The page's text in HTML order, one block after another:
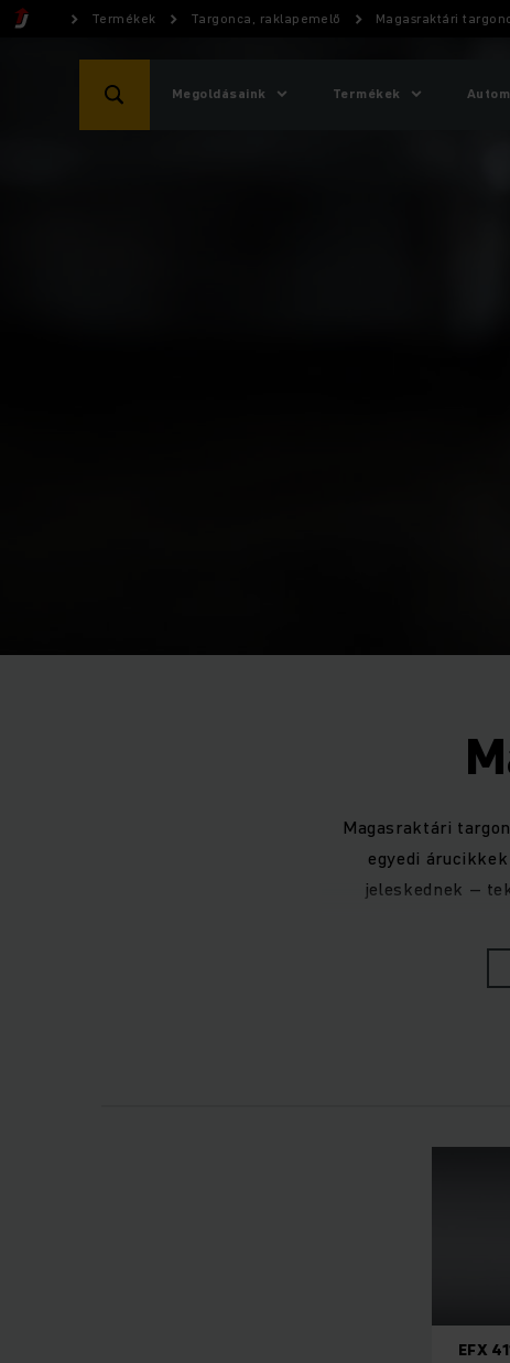
Termékek Targonca, raklapemelő Magasraktári
Megoldásaink Termékek
Magasraktári
egyedi
jeleskednek –
targoncákat (AGV),
EFX